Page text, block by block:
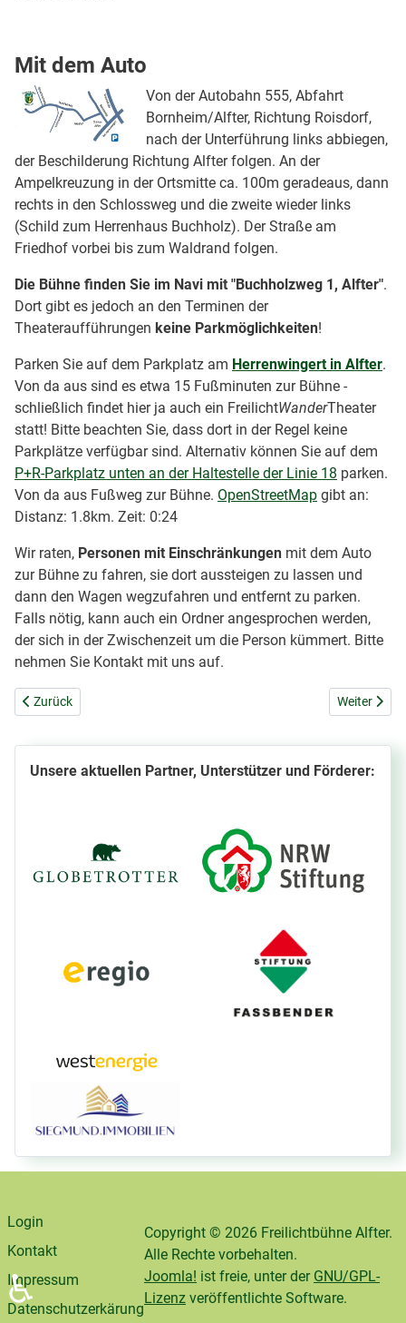
Mit dem Auto
Von der Autobahn 555, Abfahrt
Bornheim/Alfter, Richtung Roisdorf,
nach der Unterführung links abbiegen,
der Beschilderung Richtung Alfter folgen. An der
Ampelkreuzung in der Ortsmitte ca. 100m geradeaus, dann
rechts in den Schlossweg und die zweite wieder links
(Schild zum Herrenhaus Buchholz). Der Straße am
Friedhof vorbei bis zum Waldrand folgen.
Die Bühne finden Sie im Navi mit "Buchholzweg 1, Alfter".
Dort gibt es jedoch an den Terminen der
Theateraufführungen keine Parkmöglichkeiten!
Parken Sie auf dem Parkplatz am Herrenwingert in Alfter.
Von da aus sind es etwa 15 Fußminuten zur Bühne -
schließlich findet hier ja auch ein FreilichtWanderTheater
statt! Bitte beachten Sie, dass dort in der Regel keine
Parkplätze verfügbar sind. Alternativ können Sie auf dem
P+R-Parkplatz unten an der Haltestelle der Linie 18 parken.
Von da aus Fußweg zur Bühne. OpenStreetMap gibt an:
Distanz: 1.8km. Zeit: 0:24
Wir raten, Personen mit Einschränkungen mit dem Auto
zur Bühne zu fahren, sie dort aussteigen zu lassen und
dann den Wagen wegzufahren und entfernt zu parken.
Falls nötig, kann auch ein Ordner angesprochen werden,
der sich in der Zwischenzeit um die Person kümmert. Bitte
nehmen Sie Kontakt mit uns auf.
Vorheriger Beitrag: Was ist ein FreilichtWanderTheater?
Zurück Nächster
Weiter
Unsere aktuellen Partner, Unterstützer und Förderer:
Login
Kontakt
Impressum
Datenschutzerkärung
Copyright © 2026 Freilichtbühne Alfter.
Alle Rechte vorbehalten.
Joomla! ist freie, unter der GNU/GPL-
Lizenz veröffentlichte Software.